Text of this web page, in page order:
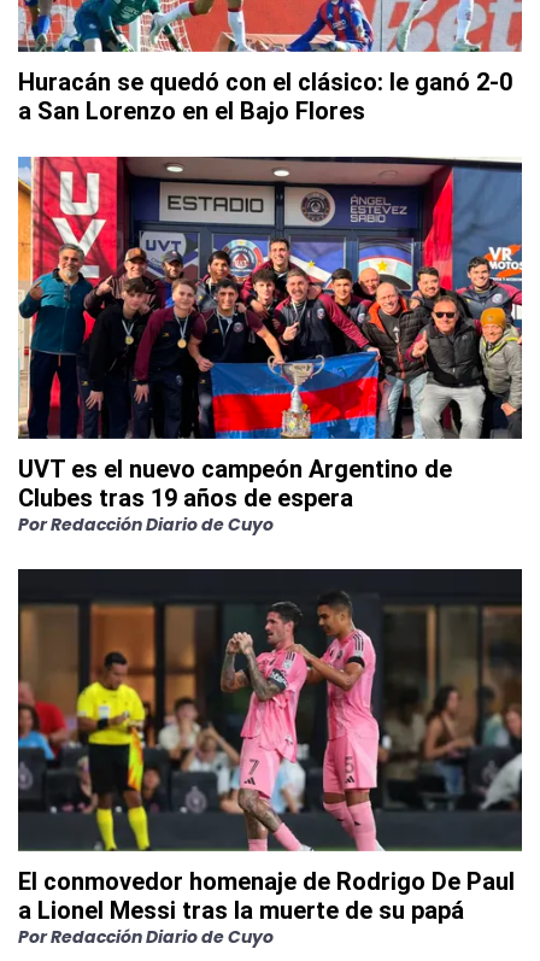
Huracán se quedó con el clásico: le ganó 2-0
a San Lorenzo en el Bajo Flores
UVT es el nuevo campeón Argentino de
Clubes tras 19 años de espera
PorRedacción Diario de Cuyo
El conmovedor homenaje de Rodrigo De Paul
a Lionel Messi tras la muerte de su papá
PorRedacción Diario de Cuyo